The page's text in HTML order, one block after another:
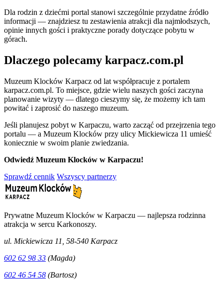
Dla rodzin z dziećmi portal stanowi szczególnie przydatne źródło
informacji — znajdziesz tu zestawienia atrakcji dla najmłodszych,
opinie innych gości i praktyczne porady dotyczące pobytu w
górach.
Dlaczego polecamy karpacz.com.pl
Muzeum Klocków Karpacz od lat współpracuje z portalem
karpacz.com.pl. To miejsce, gdzie wielu naszych gości zaczyna
planowanie wizyty — dlatego cieszymy się, że możemy ich tam
powitać i zaprosić do naszego muzeum.
Jeśli planujesz pobyt w Karpaczu, warto zacząć od przejrzenia tego
portalu — a Muzeum Klocków przy ulicy Mickiewicza 11 umieść
koniecznie w swoim planie zwiedzania.
Odwiedź Muzeum Klocków w Karpaczu!
Sprawdź cennik Wszyscy partnerzy
Prywatne Muzeum Klocków w Karpaczu — najlepsza rodzinna
atrakcja w sercu Karkonoszy.
ul. Mickiewicza 11, 58-540 Karpacz
602 62 98 33 (Magda)
602 46 54 58 (Bartosz)